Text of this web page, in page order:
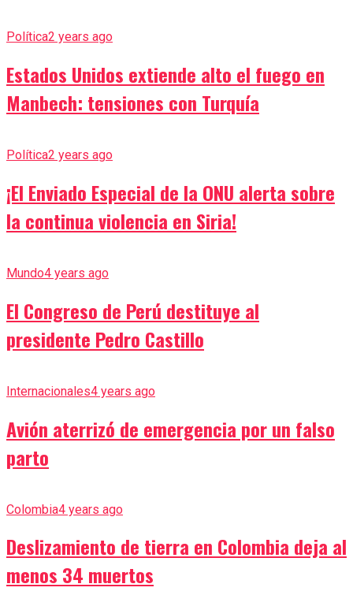
Política2 years ago
Estados Unidos extiende alto el fuego en
Manbech: tensiones con Turquía
Política2 years ago
¡El Enviado Especial de la ONU alerta sobre
la continua violencia en Siria!
Mundo4 years ago
El Congreso de Perú destituye al
presidente Pedro Castillo
Internacionales4 years ago
Avión aterrizó de emergencia por un falso
parto
Colombia4 years ago
Deslizamiento de tierra en Colombia deja al
menos 34 muertos